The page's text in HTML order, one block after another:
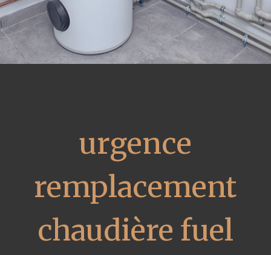
urgence
remplacement
chaudière fuel